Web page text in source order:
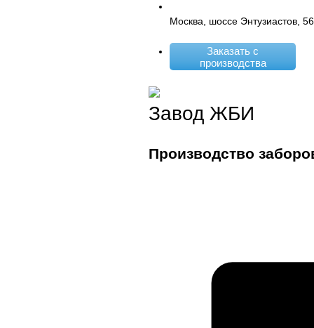
Москва, шоссе Энтузиастов,
Заказать с
производства
Завод ЖБИ
Производство